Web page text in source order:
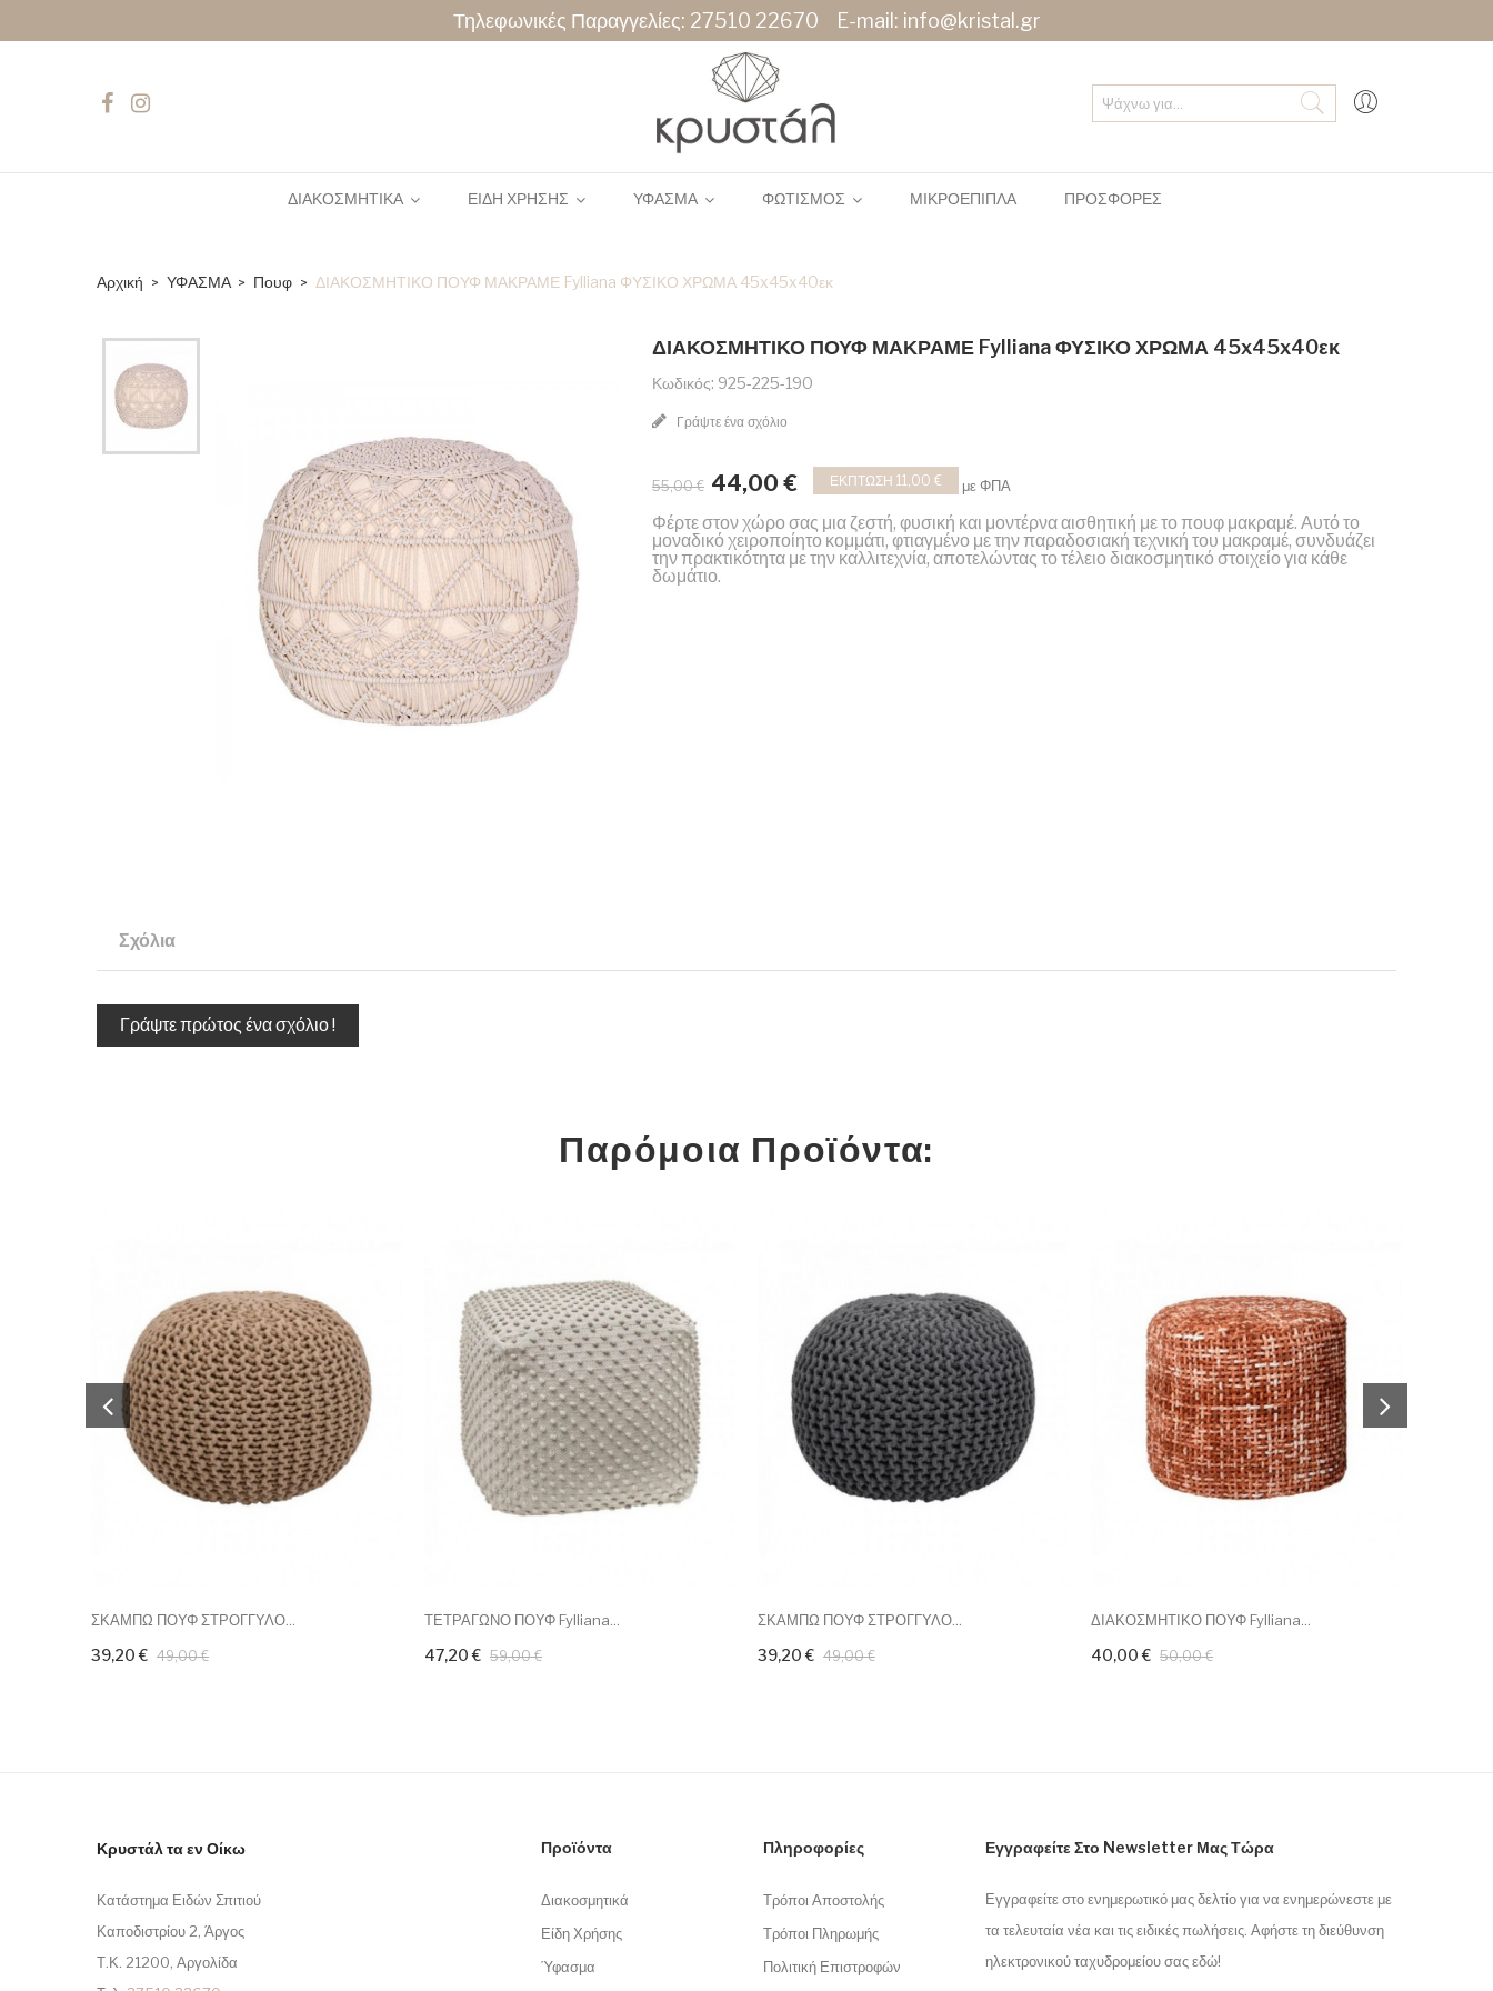
Τηλεφωνικές Παραγγελίες: 27510 22670 E-mail: info@kristal.gr
ΔΙΑΚΟΣΜΗΤΙΚΑ ΕΙΔΗ ΧΡΗΣΗΣ ΥΦΑΣΜΑ ΦΩΤΙΣΜΟΣ ΜΙΚΡΟΕΠΙΠΛΑ ΠΡΟΣΦΟΡΕΣ
Αρχική ΥΦΑΣΜΑ Πουφ ΔΙΑΚΟΣΜΗΤΙΚΟ ΠΟΥΦ ΜΑΚΡΑΜΕ Fylliana ΦΥΣΙΚΟ ΧΡΩΜΑ 45x45x40εκ
ΔΙΑΚΟΣΜΗΤΙΚΟ ΠΟΥΦ ΜΑΚΡΑΜΕ Fylliana ΦΥΣΙΚΟ ΧΡΩΜΑ 45x45x40εκ
Κωδικός: 925-225-190
Γράψτε ένα σχόλιο
55,00 € 44,00 € ΈΚΠΤΩΣΗ 11,00 € με ΦΠΑ
Φέρτε στον χώρο σας μια ζεστή, φυσική και μοντέρνα αισθητική με το πουφ μακραμέ. Αυτό το
μοναδικό χειροποίητο κομμάτι, φτιαγμένο με την παραδοσιακή τεχνική του μακραμέ, συνδυάζει
την πρακτικότητα με την καλλιτεχνία, αποτελώντας το τέλειο διακοσμητικό στοιχείο για κάθε
δωμάτιο.
Σχόλια
Γράψτε πρώτος ένα σχόλιο !
Παρόμοια Προϊόντα:
ΣΚΑΜΠΩ ΠΟΥΦ ΣΤΡΟΓΓΥΛΟ...
39,20 € 49,00 €
ΤΕΤΡΑΓΩΝΟ ΠΟΥΦ Fylliana...
47,20 € 59,00 €
ΣΚΑΜΠΩ ΠΟΥΦ ΣΤΡΟΓΓΥΛΟ...
39,20 € 49,00 €
ΔΙΑΚΟΣΜΗΤΙΚΟ ΠΟΥΦ Fylliana...
40,00 € 50,00 €
Κρυστάλ τα εν Οίκω
Κατάστημα Ειδών Σπιτιού
Καποδιστρίου 2, Άργος
Τ.Κ. 21200, Αργολίδα
Προϊόντα
Διακοσμητικά
Είδη Χρήσης
Ύφασμα
Πληροφορίες
Τρόποι Αποστολής
Τρόποι Πληρωμής
Πολιτική Επιστροφών
Εγγραφείτε Στο Newsletter Μας Τώρα
Εγγραφείτε στο ενημερωτικό μας δελτίο για να ενημερώνεστε με
τα τελευταία νέα και τις ειδικές πωλήσεις. Αφήστε τη διεύθυνση
ηλεκτρονικού ταχυδρομείου σας εδώ!